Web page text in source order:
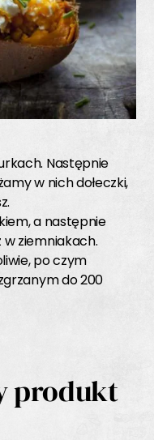
Następnie
w nich dołeczki,
a następnie
w ziemniakach.
po czym
do 200
produkt